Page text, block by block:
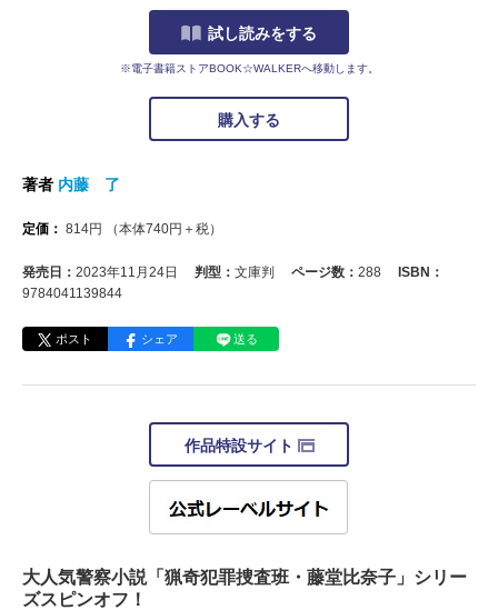
試し読みをする
※電子書籍ストアBOOK☆WALKERへ移動します。
購入する
著者 内藤 了
定価： 814円 （本体740円＋税）
発売日： 2023年11月24日 判型： 文庫判 ページ数： 288
ISBN：
9784041139844
ポスト シェア 送る
作品特設サイト
大人気警察小説「猟奇犯罪捜査班・藤堂比奈子」シリー
ズスピンオフ！